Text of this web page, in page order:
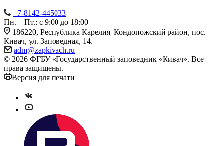
+7-8142-445033
Пн. – Пт.: с 9:00 до 18:00
186220, Республика Карелия, Кондопожский район, пос.
Кивач, ул. Заповедная, 14.
adm@zapkivach.ru
© 2026 ФГБУ «Государственный заповедник «Кивач». Все
права защищены.
Версия для печати